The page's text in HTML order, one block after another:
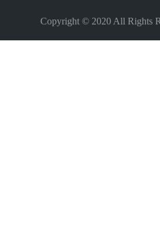
Copyright © 2020 All Rights